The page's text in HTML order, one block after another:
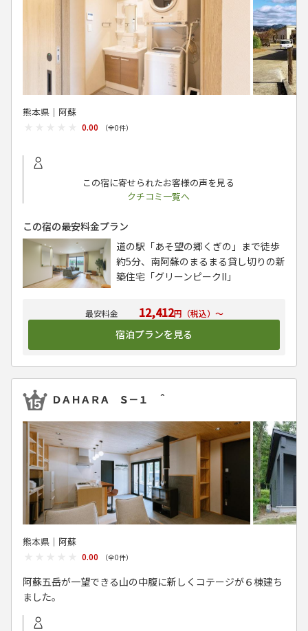
熊本県│阿蘇
0.00 （全0件）
この宿に寄せられたお客様の声を見る
クチコミ一覧へ
12,412円（税込）～
宿泊プランを見る
この宿の最安料金プラン
道の駅「あそ望の郷くぎの」まで徒歩
約5分、南阿蘇のまるまる貸し切りの新
築住宅「グリーンピークII」
ＤＡＨＡＲＡ Ｓ－１ ＾
熊本県│阿蘇
0.00 （全0件）
阿蘇五岳が一望できる山の中腹に新しくコテージが６棟建ち
ました。